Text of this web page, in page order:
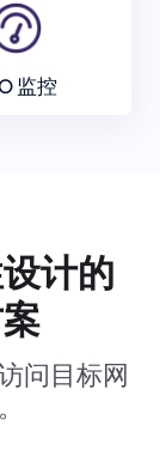
监控
计的
问目标网